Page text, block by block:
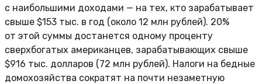
с наибольшими доходами — на тех, кто зарабатывает
свыше $153 тыс. в год (около 12 млн рублей). 20%
от этой суммы достанется одному проценту
сверхбогатых американцев, зарабатывающих свыше
$916 тыс. долларов (72 млн рублей). Налоги на бедные
домохозяйства сократят на почти незаметную